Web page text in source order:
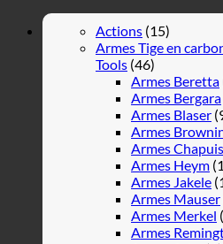
Actions (15)
Armes Tige en
Tools (46)
Armes Beretta
Armes Bergara
Armes Blaser
Armes
Armes Chapuis
Armes Heym
Armes Jakele
Armes Mauser
Armes Merkel
Armes